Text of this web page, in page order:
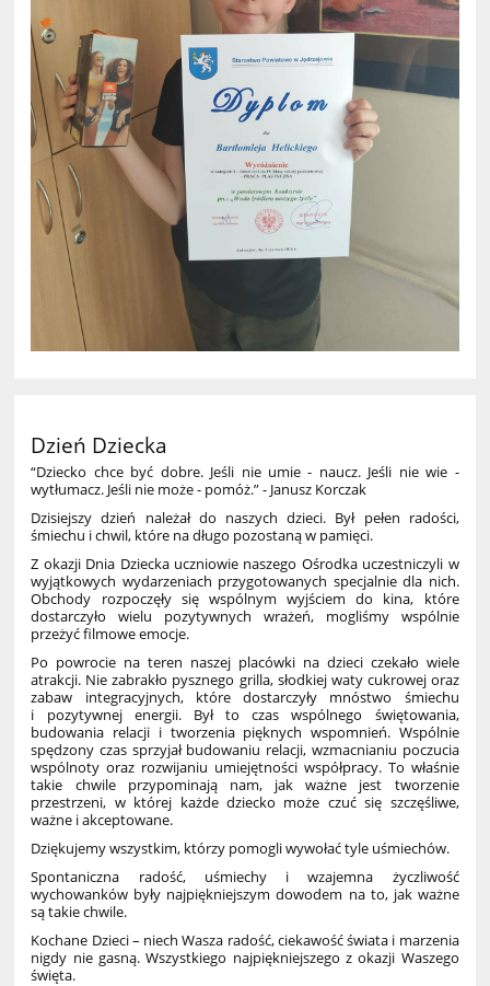
Dzień Dziecka
“Dziecko chce być dobre. Jeśli nie umie - naucz. Jeśli nie wie -
wytłumacz. Jeśli nie może - pomóż.” - Janusz Korczak
Dzisiejszy dzień należał do naszych dzieci. Był pełen radości,
śmiechu i chwil, które na długo pozostaną w pamięci.
Z okazji Dnia Dziecka uczniowie naszego Ośrodka uczestniczyli w
wyjątkowych wydarzeniach przygotowanych specjalnie dla nich.
Obchody rozpoczęły się wspólnym wyjściem do kina, które
dostarczyło wielu pozytywnych wrażeń, mogliśmy wspólnie
przeżyć filmowe emocje.
Po powrocie na teren naszej placówki na dzieci czekało wiele
atrakcji. Nie zabrakło pysznego grilla, słodkiej waty cukrowej oraz
zabaw integracyjnych, które dostarczyły mnóstwo śmiechu
i pozytywnej energii. Był to czas wspólnego świętowania,
budowania relacji i tworzenia pięknych wspomnień. Wspólnie
spędzony czas sprzyjał budowaniu relacji, wzmacnianiu poczucia
wspólnoty oraz rozwijaniu umiejętności współpracy. To właśnie
takie chwile przypominają nam, jak ważne jest tworzenie
przestrzeni, w której każde dziecko może czuć się szczęśliwe,
ważne i akceptowane.
Dziękujemy wszystkim, którzy pomogli wywołać tyle uśmiechów.
Spontaniczna radość, uśmiechy i wzajemna życzliwość
wychowanków były najpiękniejszym dowodem na to, jak ważne
są takie chwile.
Kochane Dzieci – niech Wasza radość, ciekawość świata i marzenia
nigdy nie gasną. Wszystkiego najpiękniejszego z okazji Waszego
święta.